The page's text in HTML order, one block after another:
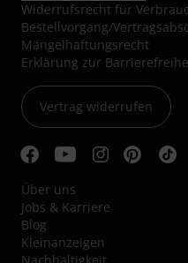
Widerrufsrecht für
Bestellvorgang/
Mängelhaftungsrecht
Erklärung zur
Vertrag widerrufen
Über uns
Jobs & Karriere
Blog
Kleinanzeigen